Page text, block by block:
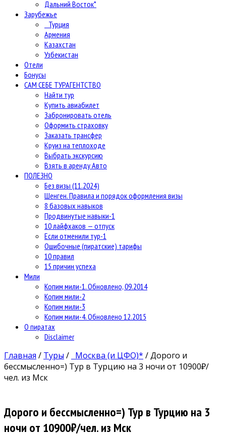
Дальний Восток*
Зарубежье
Турция
Армения
Казахстан
Узбекистан
Отели
Бонусы
САМ СЕБЕ ТУРАГЕНТСТВО
Найти тур
Купить авиабилет
Забронировать отель
Оформить страховку
Заказать трансфер
Круиз на теплоходе
Выбрать экскурсию
Взять в аренду Авто
ПОЛЕЗНО
Без визы (11.2024)
Шенген. Правила и порядок оформления визы
8 базовых навыков
Продвинутые навыки-1
10 лайфхаков — отпуск
Если отменили тур-1
Ошибочные (пиратские) тарифы
10 правил
15 причин успеха
Мили
Копим мили-1. Обновлено, 09.2014
Копим мили-2
Копим мили-3
Копим мили-4. Обновлено 12.2015
О пиратах
Disclaimer
Главная / Туры / Москва (и ЦФО)* /Дорого и
бессмысленно=) Тур в Турцию на 3 ночи от 10900₽/
чел. из Мск
Дорого и бессмысленно=) Тур в Турцию на 3
ночи от 10900₽/чел. из Мск